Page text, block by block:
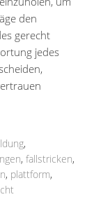
den
gerecht
jedes
,
, fallstricken,
, plattform,